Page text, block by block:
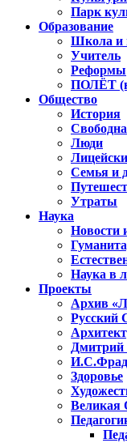
Парк
Образование
Школа и
Учитель
Реформы
ПОЛЁТ
Общество
История
Люди
Семья и
Утраты
Наука
Новости
Наука в
Проекты
Архив
Русский
Дмитрий
Здоровье
Великая